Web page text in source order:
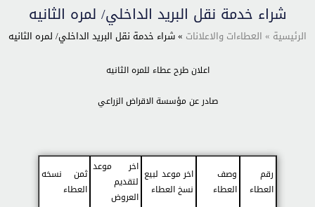
شراء خدمة نقل البريد الداخلي/ لمره الثانيه
الرئيسية » العطاءات والاعلانات » شراء خدمة نقل البريد الداخلي/ لمره الثانيه
اعلان طرح عطاء للمره الثانيه
صادر عن مؤسسة الاقراض الزراعي
رقم
العطاء
وصف
العطاء
اخر موعد لبيع
نسخ العطاء
اخر موعد
لتقديم
العروض
ثمن نسخه
العطاء